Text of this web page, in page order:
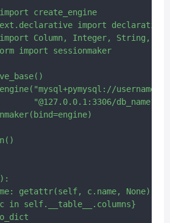
create_engine
import
Column, Integer, String,
import sessionmaker
"@127.0.0.1:3306/
getattr(self, c.name, None)
in self.__table__.columns}